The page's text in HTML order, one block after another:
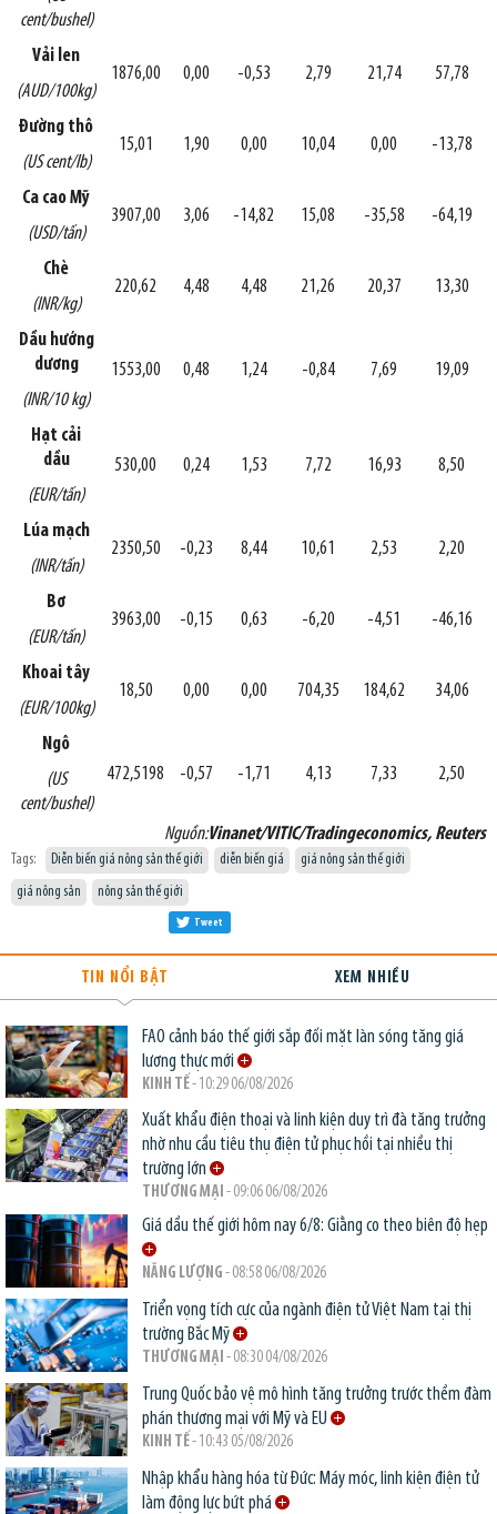
cent/bushel)
Vải len
(AUD/100kg)
1876,00 0,00 -0,53 2,79 21,74 57,78
Đường thô
(US cent/lb)
15,01 1,90 0,00 10,04 0,00 -13,78
Ca cao Mỹ
(USD/tấn)
3907,00 3,06 -14,82 15,08 -35,58 -64,19
Chè
(INR/kg)
220,62 4,48 4,48 21,26 20,37 13,30
Dầu hướng
dương
(INR/10 kg)
1553,00 0,48 1,24 -0,84 7,69 19,09
Hạt cải
dầu
(EUR/tấn)
530,00 0,24 1,53 7,72 16,93 8,50
Lúa mạch
(INR/tấn)
2350,50 -0,23 8,44 10,61 2,53 2,20
Bơ
(EUR/tấn)
3963,00 -0,15 0,63 -6,20 -4,51 -46,16
Khoai tây
(EUR/100kg)
18,50 0,00 0,00 704,35 184,62 34,06
Ngô
(US
cent/bushel)
472,5198 -0,57 -1,71 4,13 7,33 2,50
Nguồn:Vinanet/VITIC/Tradingeconomics, Reuters
Tags: Diễn biến giá nông sản thế giới diễn biến giá
giá nông sản thế giới
giá nông sản
nông sản thế giới
Tweet
TIN NỔI BẬT XEM NHIỀU
FAO cảnh báo thế giới sắp đối mặt làn sóng tăng giá
lương thực mới
KINH TẾ- 10:29 06/08/2026
Xuất khẩu điện thoại và linh kiện duy trì đà tăng trưởng
nhờ nhu cầu tiêu thụ điện tử phục hồi tại nhiều thị
trường lớn
THƯƠNG MẠI - 09:06 06/08/2026
Giá dầu thế giới hôm nay 6/8: Giằng co theo biên độ hẹp
NĂNG LƯỢNG - 08:58 06/08/2026
Triển vọng tích cực của ngành điện tử Việt Nam tại thị
trường Bắc Mỹ
THƯƠNG MẠI - 08:30 04/08/2026
Trung Quốc bảo vệ mô hình tăng trưởng trước thềm đàm
phán thương mại với Mỹ và EU
KINH TẾ- 10:43 05/08/2026
Nhập khẩu hàng hóa từ Đức: Máy móc, linh kiện điện tử
làm động lực bứt phá